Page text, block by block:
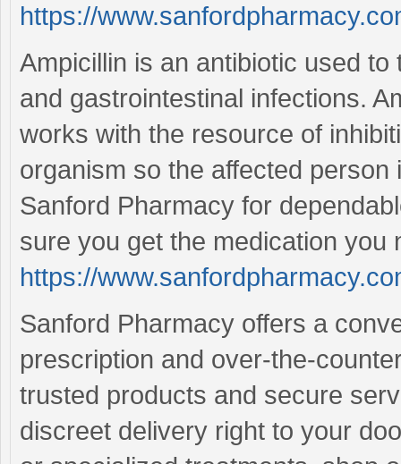
https://
Ampicillin is an antibiotic used
and gastrointestinal infections.
works with the resource of
organism so the affected
Sanford Pharmacy for
sure you get the medication you
https://
Sanford Pharmacy offers a
prescription and over-the-
trusted products and secure
discreet delivery right to your